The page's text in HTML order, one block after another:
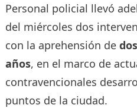
Personal policial llevó
del miércoles dos
con la aprehensión de
años, en el marco de
contravencionales
puntos de la ciudad.